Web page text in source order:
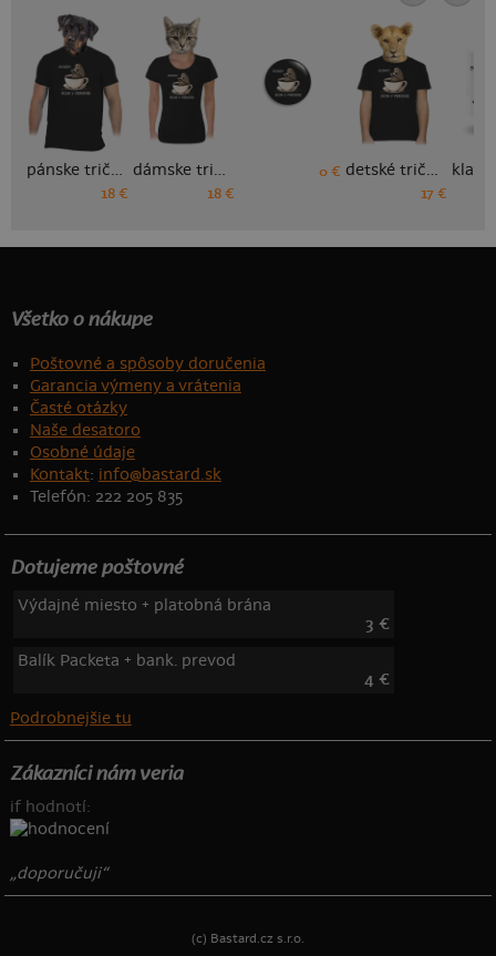
pánske tričko
18 €
dámske tričko
18 €
0 € detské tričko
17 €
Všetko o nákupe
Poštovné a spôsoby doručenia
Garancia výmeny a vrátenia
Časté otázky
Naše desatoro
Osobné údaje
Kontakt: info@bastard.sk
Telefón: 222 205 835
Dotujeme poštovné
Výdajné miesto + platobná brána
3 €
Balík Packeta + bank. prevod
4 €
Podrobnejšie tu
Zákazníci nám veria
if hodnotí:
„doporučuji“
(c) Bastard.cz s.r.o.